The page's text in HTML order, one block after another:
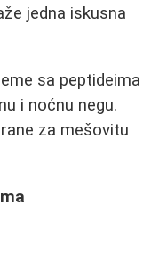
jedna iskusna
sa peptideima
i noćnu negu.
za mešovitu